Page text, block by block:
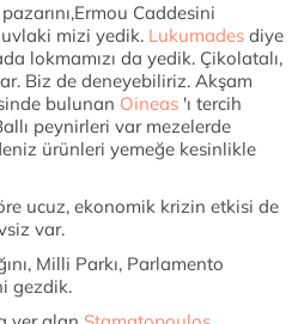
Caddesini
mizi yedik. Lukumades diye
lokmamızı da yedik. Çikolatalı,
Biz de deneyebiliriz. Akşam
bulunan Oineas 'ı tercih
peynirleri var mezelerde
ürünleri yemeğe kesinlikle
ucuz, ekonomik krizin etkisi de
var.
Milli Parkı, Parlamento
gezdik.